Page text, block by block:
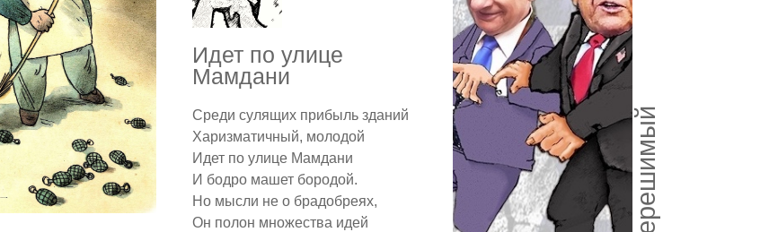
Идет по улице
Мамдани
Среди сулящих прибыль зданий
Харизматичный, молодой
Идет по улице Мамдани
И бодро машет бородой.
Но мысли не о брадобреях,
Он полон множества идей